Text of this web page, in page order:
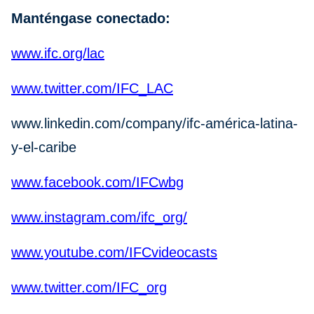
Manténgase conectado:
www.ifc.org/lac
www.twitter.com/IFC_LAC
www.linkedin.com/company/ifc-américa-latina-
y-el-caribe
www.facebook.com/IFCwbg
www.instagram.com/ifc_org/
www.youtube.com/IFCvideocasts
www.twitter.com/IFC_org